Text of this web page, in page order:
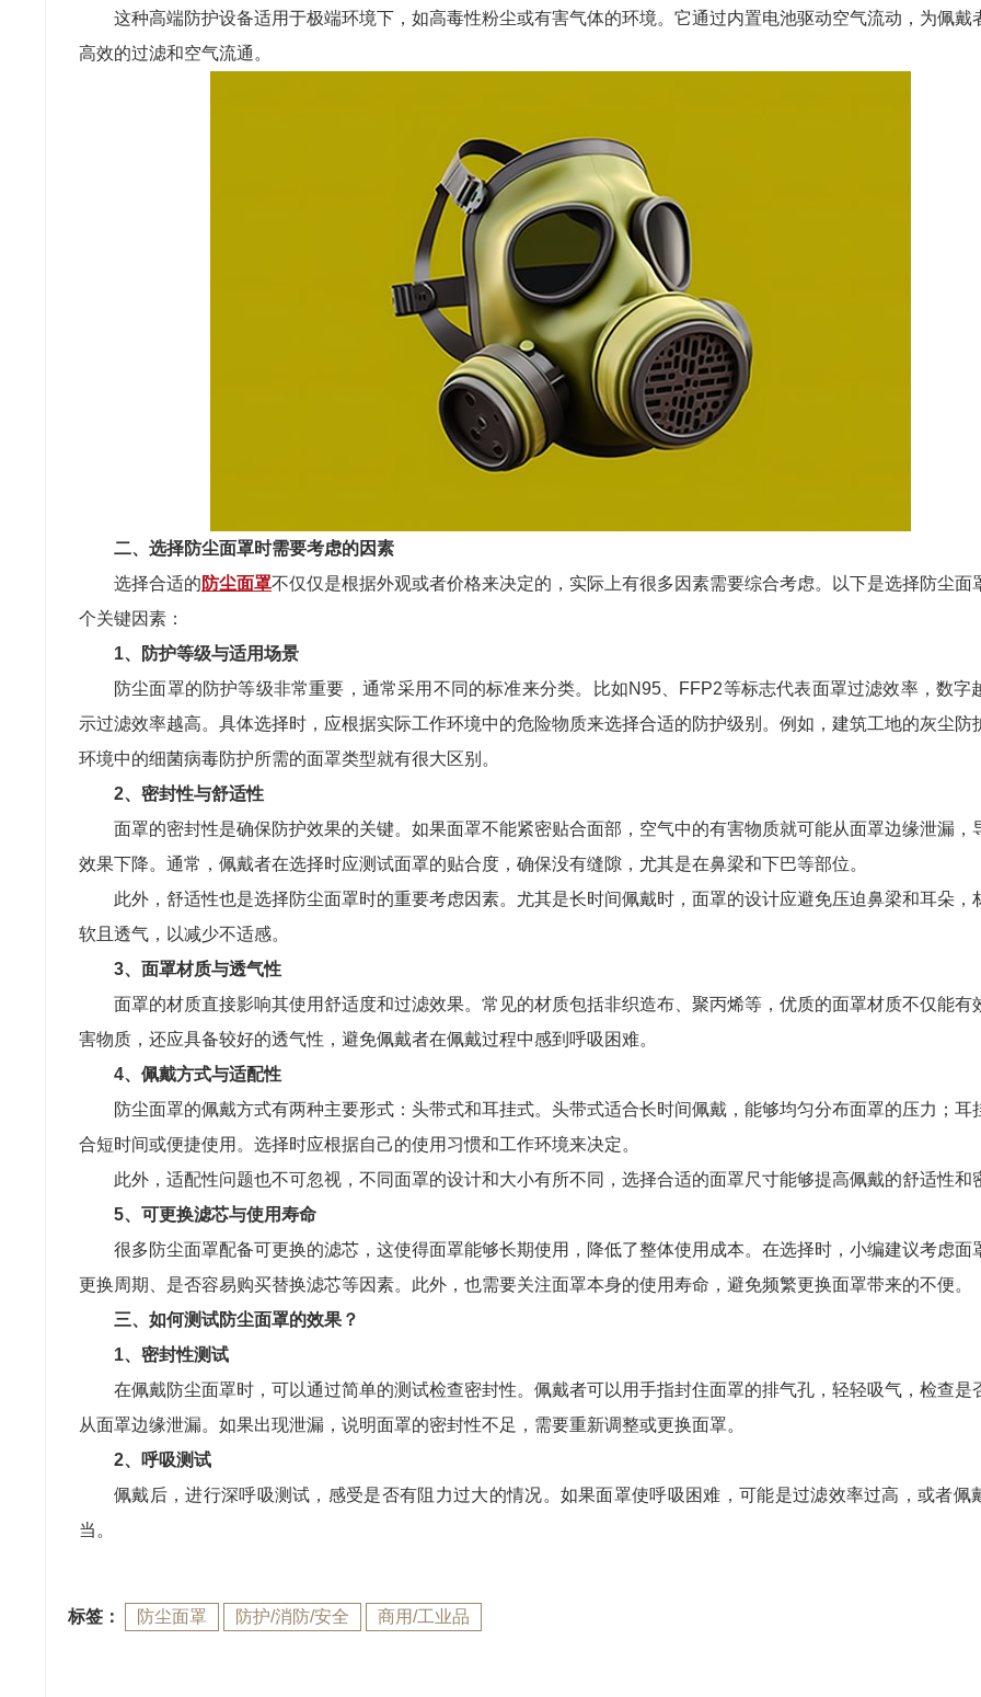
这种高端防护设备适用于极端环境下，如高毒性粉尘或有害气体的环境。它通过内置电池驱动空气流动，为佩戴
高效的过滤和空气流通。
二、选择防尘面罩时需要考虑的因素
选择合适的 防尘面罩不仅仅是根据外观或者价格来决定的，实际上有很多因素需要综合考虑。以下是选择防尘面
个关键因素：
1、防护等级与适用场景
防尘面罩的防护等级非常重要，通常采用不同的标准来分类。比如N95、FFP2等标志代表面罩过滤效率，数字
示过滤效率越高。具体选择时，应根据实际工作环境中的危险物质来选择合适的防护级别。例如，建筑工地的灰尘防
环境中的细菌病毒防护所需的面罩类型就有很大区别。
2、密封性与舒适性
面罩的密封性是确保防护效果的关键。如果面罩不能紧密贴合面部，空气中的有害物质就可能从面罩边缘泄漏，
效果下降。通常，佩戴者在选择时应测试面罩的贴合度，确保没有缝隙，尤其是在鼻梁和下巴等部位。
此外，舒适性也是选择防尘面罩时的重要考虑因素。尤其是长时间佩戴时，面罩的设计应避免压迫鼻梁和耳朵，
软且透气，以减少不适感。
3、面罩材质与透气性
面罩的材质直接影响其使用舒适度和过滤效果。常见的材质包括非织造布、聚丙烯等，优质的面罩材质不仅能有
害物质，还应具备较好的透气性，避免佩戴者在佩戴过程中感到呼吸困难。
4、佩戴方式与适配性
防尘面罩的佩戴方式有两种主要形式：头带式和耳挂式。头带式适合长时间佩戴，能够均匀分布面罩的压力；耳
合短时间或便捷使用。选择时应根据自己的使用习惯和工作环境来决定。
此外，适配性问题也不可忽视，不同面罩的设计和大小有所不同，选择合适的面罩尺寸能够提高佩戴的舒适性和
5、可更换滤芯与使用寿命
很多防尘面罩配备可更换的滤芯，这使得面罩能够长期使用，降低了整体使用成本。在选择时，小编建议考虑面
更换周期、是否容易购买替换滤芯等因素。此外，也需要关注面罩本身的使用寿命，避免频繁更换面罩带来的不便。
三、如何测试防尘面罩的效果？
1、密封性测试
在佩戴防尘面罩时，可以通过简单的测试检查密封性。佩戴者可以用手指封住面罩的排气孔，轻轻吸气，检查是
从面罩边缘泄漏。如果出现泄漏，说明面罩的密封性不足，需要重新调整或更换面罩。
2、呼吸测试
佩戴后，进行深呼吸测试，感受是否有阻力过大的情况。如果面罩使呼吸困难，可能是过滤效率过高，或者佩
当。
标签： 防尘面罩 防护/消防/安全 商用/工业品